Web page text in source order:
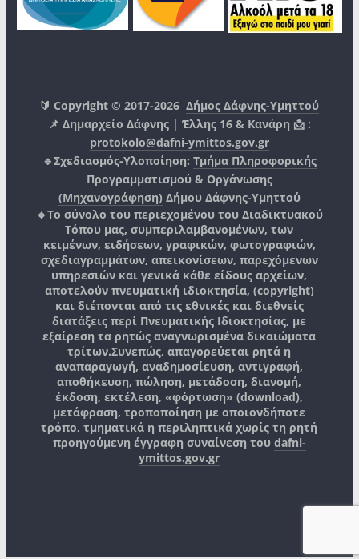
🔰 Copyright © 2017-2026Δήμος Δάφνης-Υμηττού
📌 Δημαρχείο Δάφνης | Έλλης 16 & Κανάρη 📩 :
protokolo@dafni-ymittos.gov.gr
🔹Σχεδιασμός-Υλοποίηση: Τμήμα Πληροφορικής
Προγραμματισμού & Οργάνωσης
(Μηχανογράφηση) Δήμου Δάφνης-Υμηττού
🔸Το σύνολο του περιεχομένου του Διαδικτυακού
Τόπου μας, συμπεριλαμβανομένων, των
κειμένων, ειδήσεων, γραφικών, φωτογραφιών,
σχεδιαγραμμάτων, απεικονίσεων, παρεχόμενων
υπηρεσιών και γενικά κάθε είδους αρχείων,
αποτελούν πνευματική ιδιοκτησία, (copyright)
και διέπονται από τις εθνικές και διεθνείς
διατάξεις περί Πνευματικής Ιδιοκτησίας, με
εξαίρεση τα ρητώς αναγνωρισμένα δικαιώματα
τρίτων.Συνεπώς, απαγορεύεται ρητά η
αναπαραγωγή, αναδημοσίευση, αντιγραφή,
αποθήκευση, πώληση, μετάδοση, διανομή,
έκδοση, εκτέλεση, «φόρτωση» (download),
μετάφραση, τροποποίηση με οποιονδήποτε
τρόπο, τμηματικά η περιληπτικά χωρίς τη ρητή
προηγούμενη έγγραφη συναίνεση του dafni-
ymittos.gov.gr